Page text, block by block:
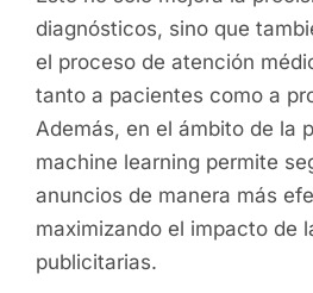
diagnósticos, sino que
el proceso de atención
tanto a pacientes como a
Además, en el ámbito de la
machine learning permite
anuncios de manera más
maximizando el impacto de
publicitarias.